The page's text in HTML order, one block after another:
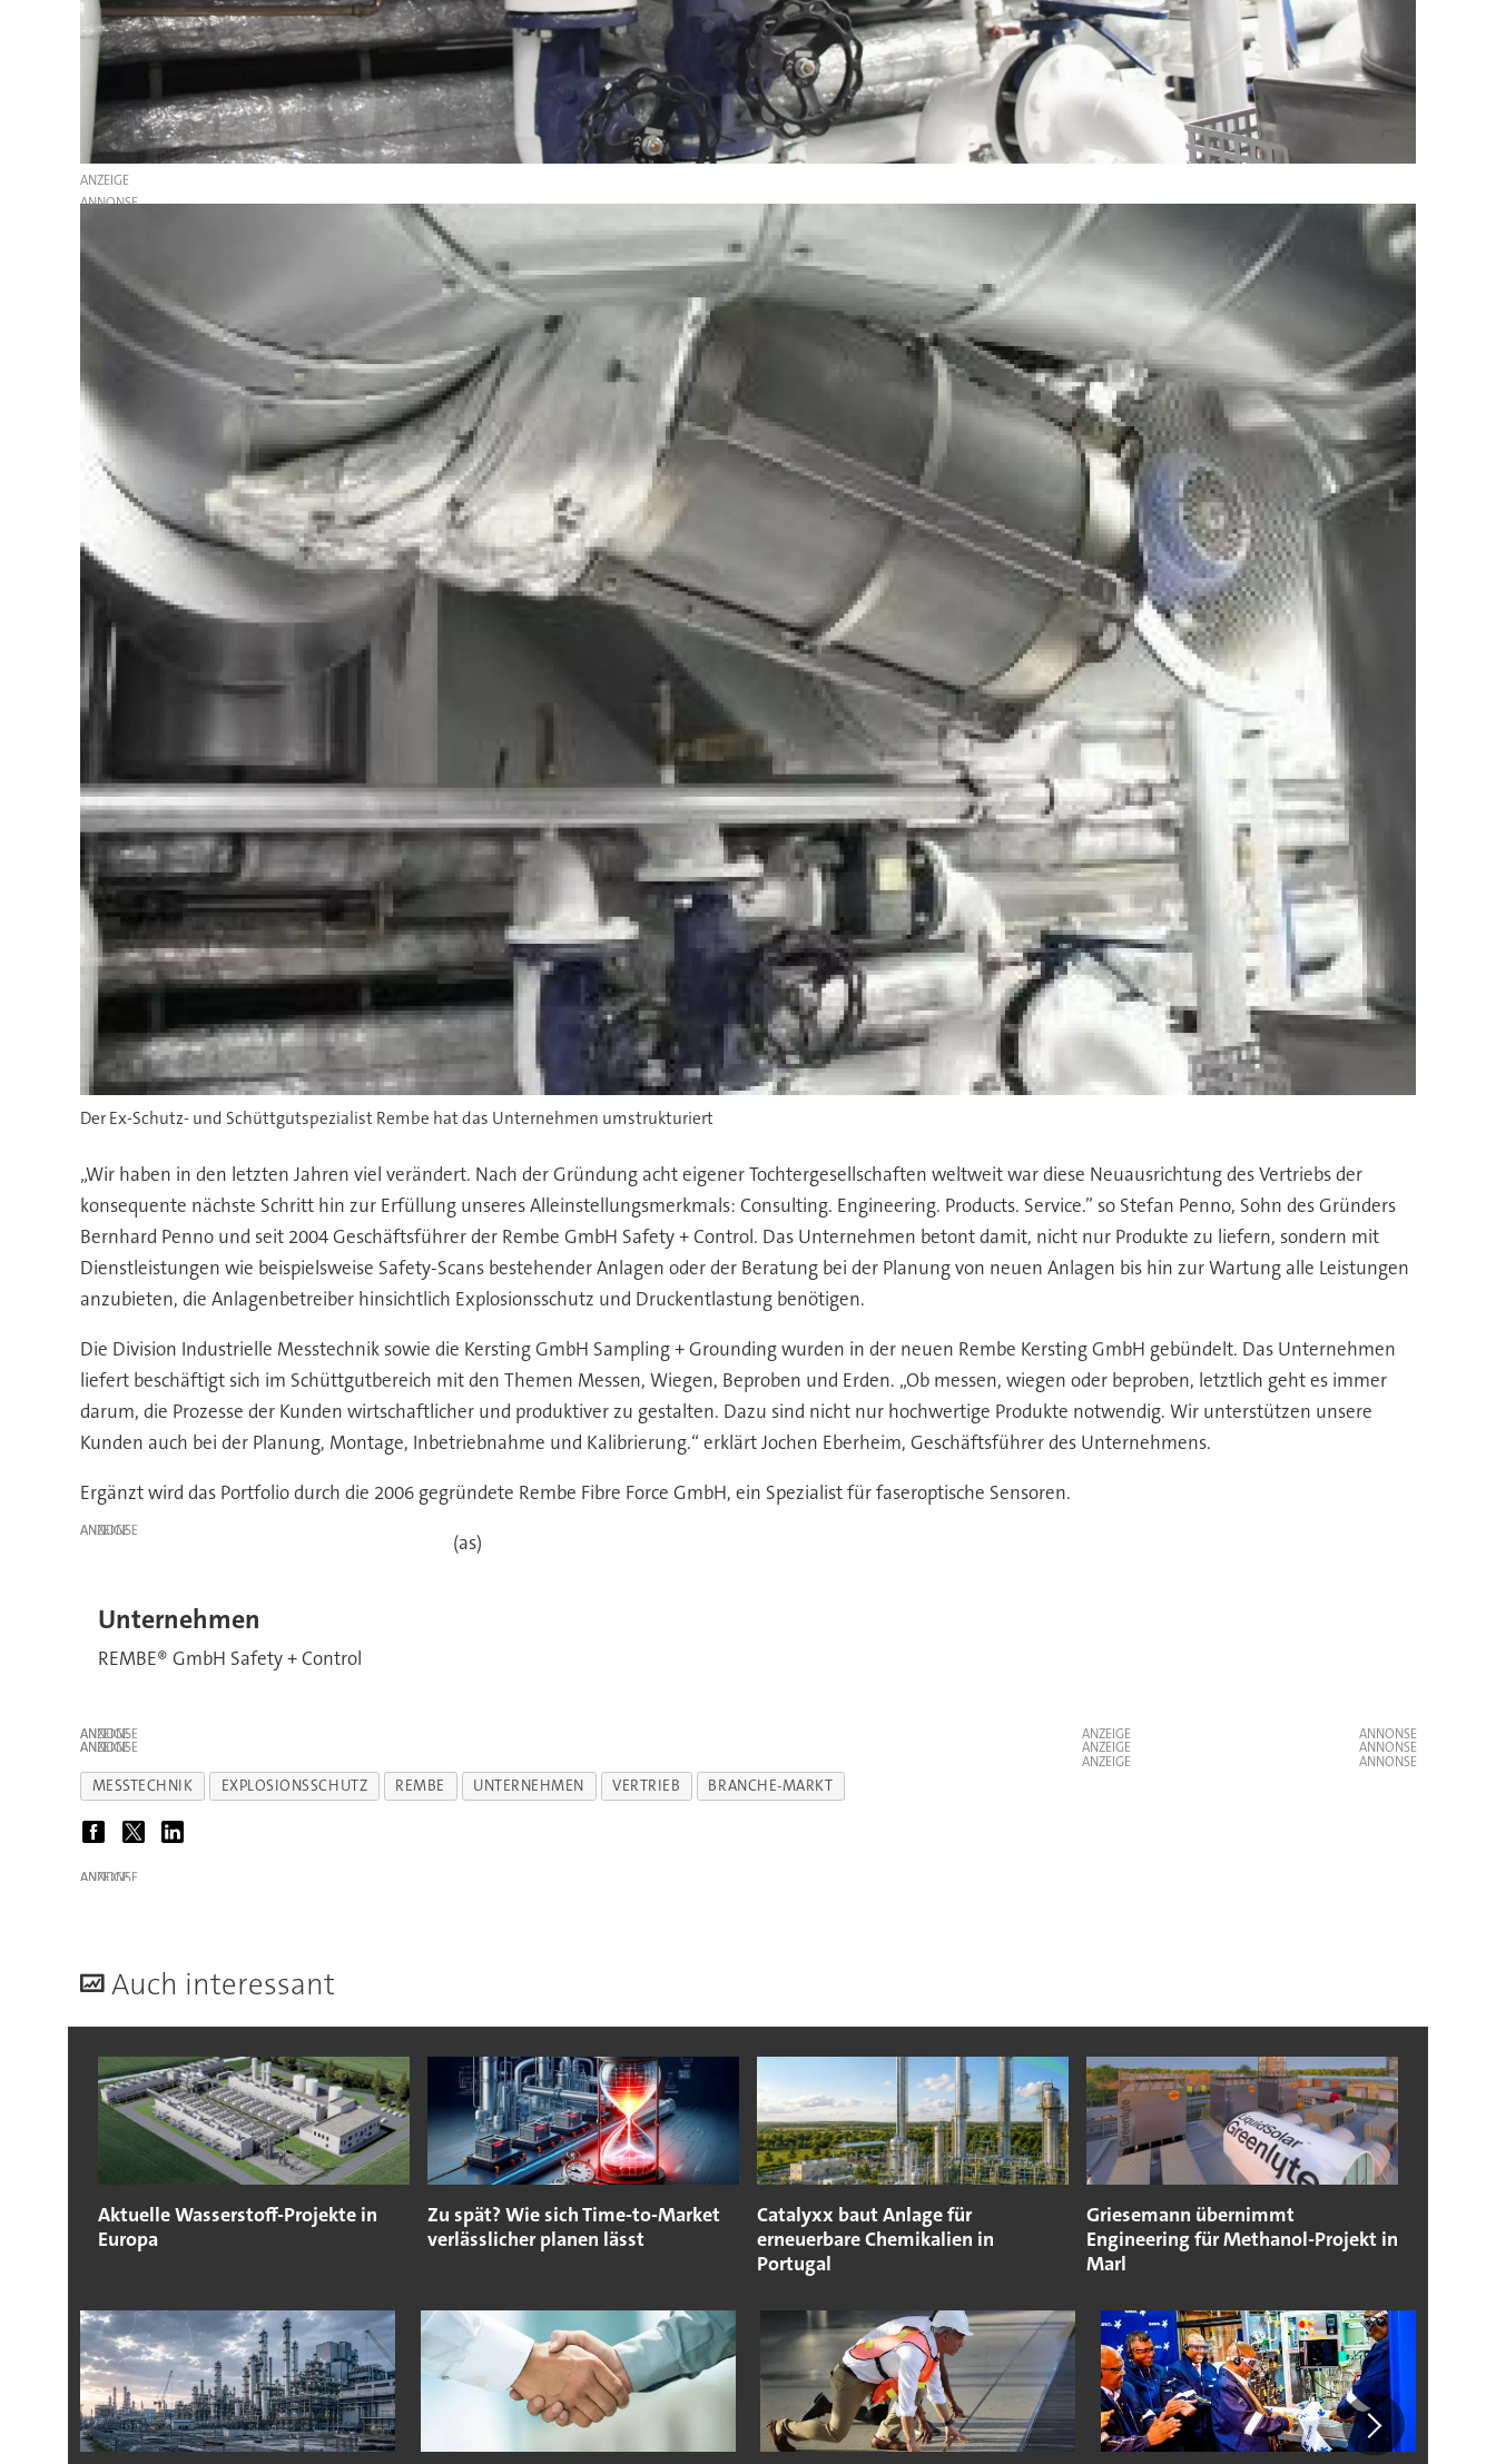
ANZEIGE
Der Ex-Schutz- und Schüttgutspezialist Rembe hat das Unternehmen umstrukturiert
„Wir haben in den letzten Jahren viel verändert. Nach der Gründung acht eigener Tochtergesellschaften weltweit war diese Neuausrichtung des Vertriebs der
konsequente nächste Schritt hin zur Erfüllung unseres Alleinstellungsmerkmals: Consulting. Engineering. Products. Service.” so Stefan Penno, Sohn des Gründers
Bernhard Penno und seit 2004 Geschäftsführer der Rembe GmbH Safety + Control. Das Unternehmen betont damit, nicht nur Produkte zu liefern, sondern mit
Dienstleistungen wie beispielsweise Safety-Scans bestehender Anlagen oder der Beratung bei der Planung von neuen Anlagen bis hin zur Wartung alle Leistungen
anzubieten, die Anlagenbetreiber hinsichtlich Explosionsschutz und Druckentlastung benötigen.
Die Division Industrielle Messtechnik sowie die Kersting GmbH Sampling + Grounding wurden in der neuen Rembe Kersting GmbH gebündelt. Das Unternehmen
liefert beschäftigt sich im Schüttgutbereich mit den Themen Messen, Wiegen, Beproben und Erden. „Ob messen, wiegen oder beproben, letztlich geht es immer
darum, die Prozesse der Kunden wirtschaftlicher und produktiver zu gestalten. Dazu sind nicht nur hochwertige Produkte notwendig. Wir unterstützen unsere
Kunden auch bei der Planung, Montage, Inbetriebnahme und Kalibrierung.“ erklärt Jochen Eberheim, Geschäftsführer des Unternehmens.
Ergänzt wird das Portfolio durch die 2006 gegründete Rembe Fibre Force GmbH, ein Spezialist für faseroptische Sensoren.
ANZEIGE (as)
Unternehmen
REMBE® GmbH Safety + Control
ANZEIGE
ANZEIGE
ANZEIGE
ANZEIGE
ANZEIGE
MESSTECHNIK EXPLOSIONSSCHUTZ REMBE UNTERNEHMEN VERTRIEB BRANCHE-MARKT
ANZEIGE
Auch interessant
Aktuelle Wasserstoff-Projekte in
Europa
Zu spät? Wie sich Time-to-Market
verlässlicher planen lässt
Catalyxx baut Anlage für
erneuerbare Chemikalien in
Portugal
Griesemann übernimmt
Engineering für Methanol-Projekt in
Marl